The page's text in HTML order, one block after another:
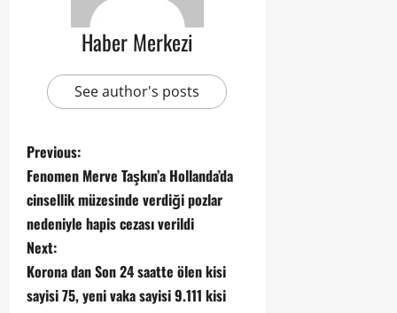
Haber Merkezi
See author's posts
Previous:
Fenomen Merve Taşkın’a Hollanda’da
cinsellik müzesinde verdiği pozlar
nedeniyle hapis cezası verildi
Next:
Korona dan Son 24 saatte ölen kisi
sayisi 75, yeni vaka sayisi 9.111 kisi